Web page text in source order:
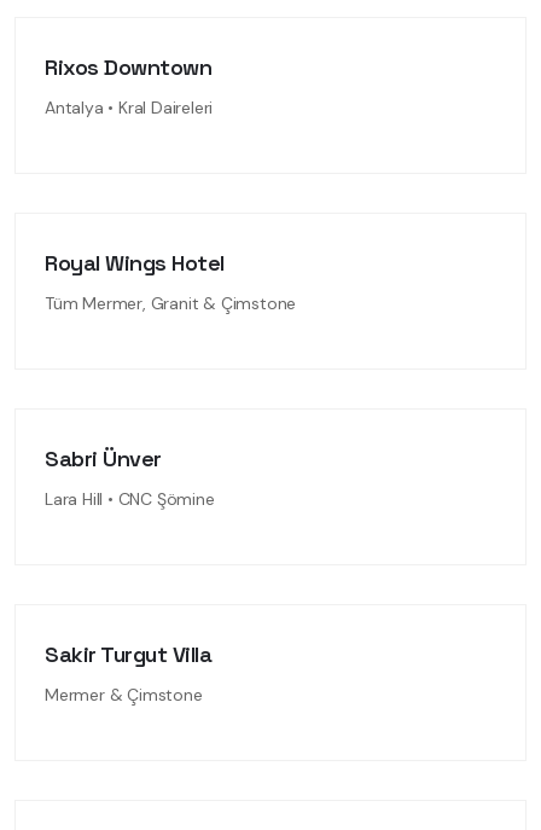
Rixos Downtown
Antalya • Kral Daireleri
Royal Wings Hotel
Tüm Mermer, Granit & Çimstone
Sabri Ünver
Lara Hill • CNC Şömine
Sakir Turgut Villa
Mermer & Çimstone